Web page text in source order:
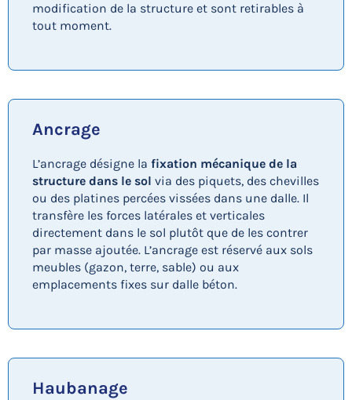
modification de la structure et sont retirables à
tout moment.
Ancrage
L’ancrage désigne la fixation mécanique de la
structure dans le sol via des piquets, des chevilles
ou des platines percées vissées dans une dalle. Il
transfère les forces latérales et verticales
directement dans le sol plutôt que de les contrer
par masse ajoutée. L’ancrage est réservé aux sols
meubles (gazon, terre, sable) ou aux
emplacements fixes sur dalle béton.
Haubanage